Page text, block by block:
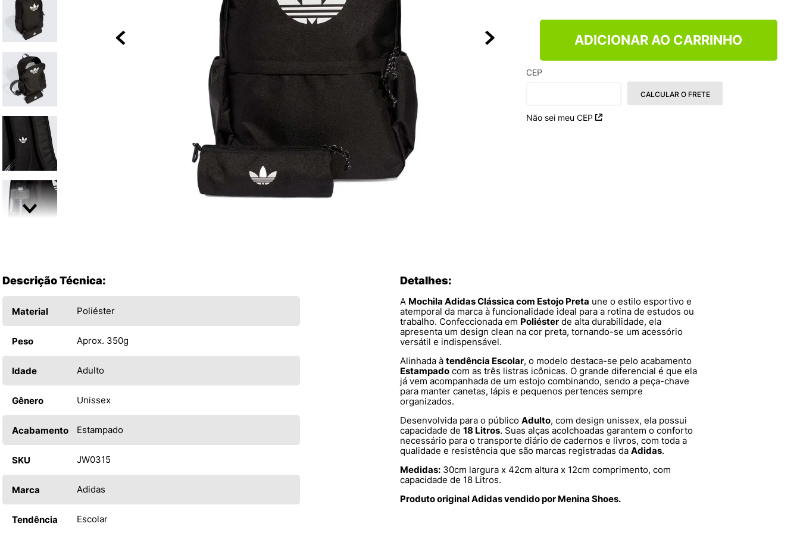
ADICIONAR AO CARRINHO
CEP
Não sei meu CEP
CALCULAR O FRETE
Descrição Técnica:
Material Poliéster
Peso Aprox. 350g
Idade Adulto
Gênero Unissex
Acabamento Estampado
SKU JW0315
Marca Adidas
Tendência Escolar
Detalhes:
A Mochila Adidas Clássica com Estojo Preta une o estilo esportivo e
atemporal da marca à funcionalidade ideal para a rotina de estudos ou
trabalho. Confeccionada em Poliéster de alta durabilidade, ela
apresenta um design clean na cor preta, tornando-se um acessório
versátil e indispensável.
Alinhada à tendência Escolar, o modelo destaca-se pelo acabamento
Estampado com as três listras icônicas. O grande diferencial é que ela
já vem acompanhada de um estojo combinando, sendo a peça-chave
para manter canetas, lápis e pequenos pertences sempre
organizados.
Desenvolvida para o público Adulto, com design unissex, ela possui
capacidade de 18 Litros. Suas alças acolchoadas garantem o conforto
necessário para o transporte diário de cadernos e livros, com toda a
qualidade e resistência que são marcas registradas da Adidas.
Medidas: 30cm largura x 42cm altura x 12cm comprimento, com
capacidade de 18 Litros.
Produto original Adidas vendido por Menina Shoes.